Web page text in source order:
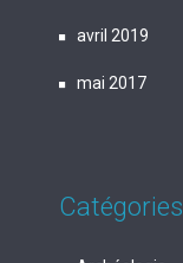
avril 2019
mai 2017
Catégories